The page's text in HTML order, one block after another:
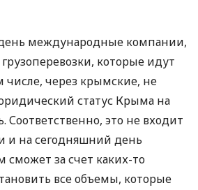
международные компании,
которые идут
числе, через крымские, не
статус Крыма на
Соответственно, это не входит
и на сегодняшний день
за счет каких-то
все объемы, которые